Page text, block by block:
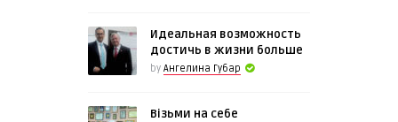
Идеальная возможность
достичь в жизни больше
by Ангелина Губар
Візьми на себе